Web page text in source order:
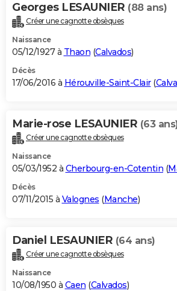
Georges LESAUNIER (88 ans)
Créer une cagnotte obsèques
Naissance
05/12/1927 à Thaon (Calvados)
Décès
17/06/2016 à Hérouville-Saint-Clair(
Marie-rose LESAUNIER (63
Créer une cagnotte obsèques
Naissance
05/03/1952 à Cherbourg-en-Cotentin (
Décès
07/11/2015 à Valognes (Manche)
Daniel LESAUNIER (64 ans)
Créer une cagnotte obsèques
Naissance
10/08/1950 à Caen (Calvados)